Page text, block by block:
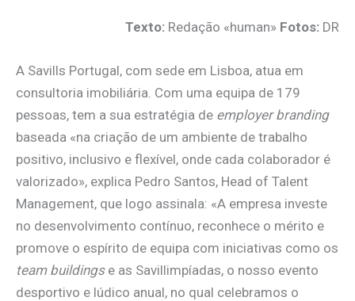
Texto: Redação «human» Fotos: DR
A Savills Portugal, com sede em Lisboa, atua em
consultoria imobiliária. Com uma equipa de 179
pessoas, tem a sua estratégia de employer branding
baseada «na criação de um ambiente de trabalho
positivo, inclusivo e flexível, onde cada colaborador é
valorizado», explica Pedro Santos, Head of Talent
Management, que logo assinala: «A empresa investe
no desenvolvimento contínuo, reconhece o mérito e
promove o espírito de equipa com iniciativas como os
team buildingse as Savillimpíadas, o nosso evento
desportivo e lúdico anual, no qual celebramos o